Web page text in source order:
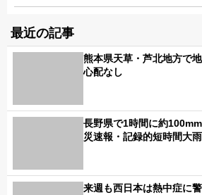
最近の記事
熊本県天草・芦北地方で
心配なし
長野県で1時間に約
災速報・記録的短時間大雨
来週も西日本は熱中症に